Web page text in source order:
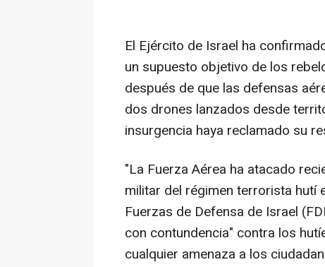
El Ejército de Israel ha
un supuesto objetivo de los
después de que las defensas
dos drones lanzados desde
insurgencia haya reclamado su
"La Fuerza Aérea ha atacado
militar del régimen terrorista hutí
Fuerzas de Defensa de Israel
con contundencia" contra los
cualquier amenaza a los